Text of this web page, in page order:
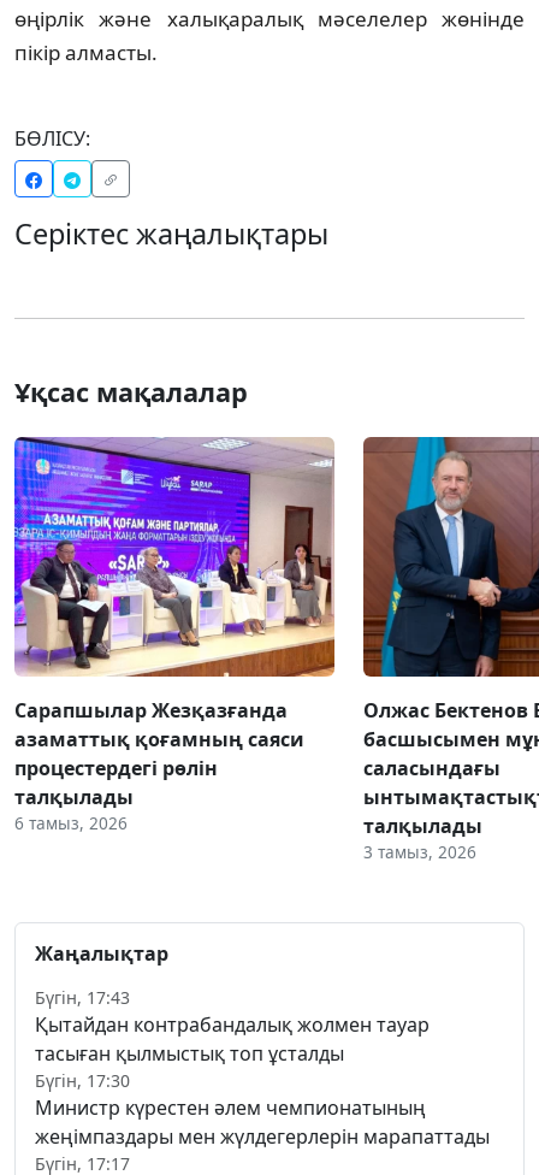
өңірлік және халықаралық мәселелер жөнінде
пікір алмасты.
БӨЛІСУ:
Серіктес жаңалықтары
Ұқсас мақалалар
Сарапшылар Жезқазғанда
азаматтық қоғамның саяси
процестердегі рөлін
талқылады
6 тамыз, 2026
Олжас Бектенов
басшысымен
саласындағы
талқылады
3 тамыз, 2026
Жаңалықтар
Бүгін, 17:43
Қытайдан контрабандалық жолмен тауар
тасыған қылмыстық топ ұсталды
Бүгін, 17:30
Министр күрестен әлем чемпионатының
жеңімпаздары мен жүлдегерлерін марапаттады
Бүгін, 17:17